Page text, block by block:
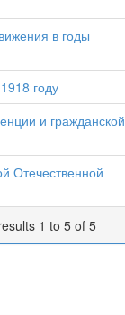
в годы
году
и гражданской
Отечественной
1 to 5 of 5